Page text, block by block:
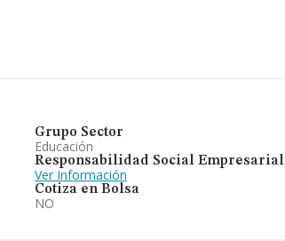
Grupo Sector
Educación
Responsabilidad Social Empresarial
Ver Información
Cotiza en Bolsa
NO